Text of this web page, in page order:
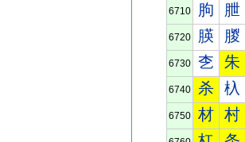
6710 朐 朑
6720 朠 朡
6730 朰 朱
6740 杀 杁
6750 材 村